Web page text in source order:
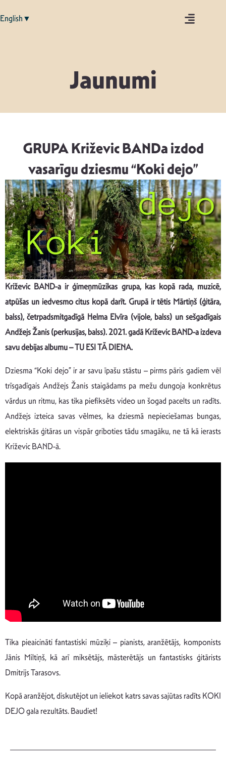
English▼
Jaunumi
GRUPA Križevic BANDa izdod
vasarīgu dziesmu “Koki dejo”
Križevic BAND-a ir ģimeņmūzikas grupa, kas kopā rada, muzicē,
atpūšas un iedvesmo citus kopā darīt. Grupā ir tētis Mārtiņš (ģitāra,
balss), četrpadsmitgadīgā Helma Elvīra (vijole, balss) un sešgadīgais
Andžejs Žanis (perkusijas, balss). 2021. gadā Križevic BAND-a izdeva
savu debijas albumu – TU ESI TĀ DIENA.
Dziesma “Koki dejo” ir ar savu īpašu stāstu – pirms pāris gadiem vēl
trīsgadīgais Andžejs Žanis staigādams pa mežu dungoja konkrētus
vārdus un ritmu, kas tika piefiksēts video un šogad pacelts un radīts.
Andžejs izteica savas vēlmes, ka dziesmā nepieciešamas bungas,
elektriskās ģitāras un vispār griboties tādu smagāku, ne tā kā ierasts
Križevic BAND-ā.
Tika pieaicināti fantastiski mūziķi – pianists, aranžētājs, komponists
Jānis Miltiņš, kā arī miksētājs, māsterētājs un fantastisks ģitārists
Dmitrijs Tarasovs.
Kopā aranžējot, diskutējot un ieliekot katrs savas sajūtas radīts KOKI
DEJO gala rezultāts. Baudiet!